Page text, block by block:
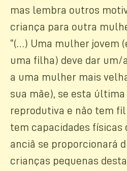
mas lembra outros
criança para outra
“(…) Uma mulher jovem
uma filha) deve dar
a uma mulher mais
sua mãe), se esta última
reprodutiva e não tem
tem capacidades físicas
anciã se proporcionará
crianças pequenas